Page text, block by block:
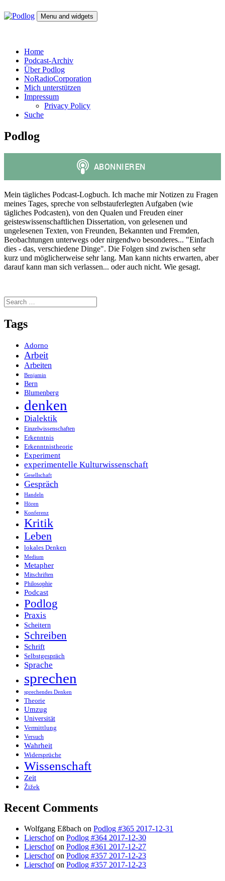
to
Menu and widgets
Home
Podcast-Archiv
Über Podlog
NoRadioCorporation
Mich unterstützen
Impressum
Privacy Policy
Suche
Podlog
Mein tägliches Podcast-Logbuch. Ich mache mir Notizen zu Fragen
meines Tages, spreche von selbstauferlegten Aufgaben (wie
tägliches Podcasten), von den Qualen und Freuden einer
geisteswissenschaftlichen Dissertation, von gelesenen und
ungelesenen Texten, von Freunden, Bekannten und Fremden,
Beobachtungen unterwegs oder nirgendwo besonderes... "Einfach
dies - das, verschiedene Dinge". Die Folgen sind zwischen sehr
kurz und möglicherweise sehr lang. Man kann nichts erwarten, aber
darauf kann man sich verlassen... oder auch nicht. Wie gesagt.
Search
for:
Tags
Adorno
Arbeit
Arbeiten
Benjamin
Bern
Blumenberg
denken
Dialektik
Einzelwissenschaften
Erkenntnis
Erkenntnistheorie
Experiment
experimentelle Kulturwissenschaft
Gesellschaft
Gespräch
Handeln
Hören
Konferenz
Kritik
Leben
lokales Denken
Medium
Metapher
Mitschriften
Philosophie
Podcast
Podlog
Praxis
Scheitern
Schreiben
Schrift
Selbstgespräch
Sprache
sprechen
sprechendes Denken
Theorie
Umzug
Universität
Vermittlung
Versuch
Wahrheit
Widersprüche
Wissenschaft
Zeit
Žižek
Recent Comments
Wolfgang Eßbach on Podlog #365 2017-12-31
Lierschofon Podlog #364 2017-12-30
Lierschofon Podlog #361 2017-12-27
Lierschofon Podlog #357 2017-12-23
Lierschofon Podlog #357 2017-12-23